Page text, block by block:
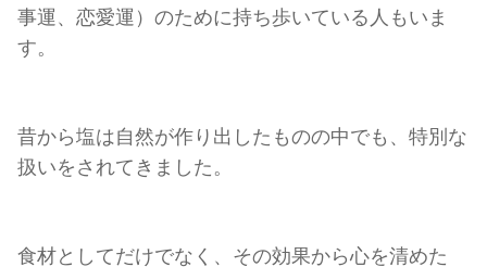
事運、恋愛運）のために持ち歩いている人もいま
す。
昔から塩は自然が作り出したものの中でも、特別な
扱いをされてきました。
食材としてだけでなく、その効果から心を清めた